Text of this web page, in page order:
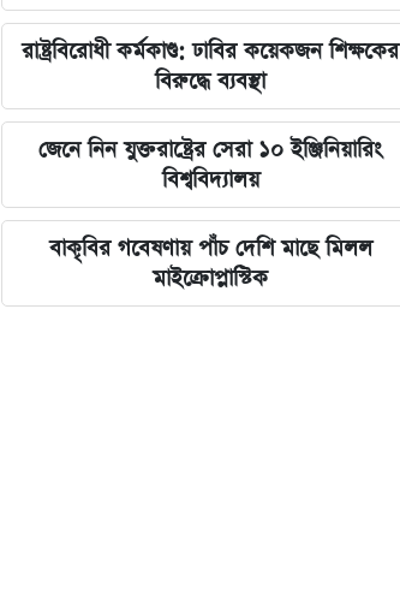
রাষ্ট্রবিরোধী কর্মকাণ্ড: ঢাবির কয়েকজন শিক্ষকের
বিরুদ্ধে ব্যবস্থা
জেনে নিন যুক্তরাষ্ট্রের সেরা ১০ ইঞ্জিনিয়ারিং
বিশ্ববিদ্যালয়
বাকৃবির গবেষণায় পাঁচ দেশি মাছে মিলল
মাইক্রোপ্লাস্টিক